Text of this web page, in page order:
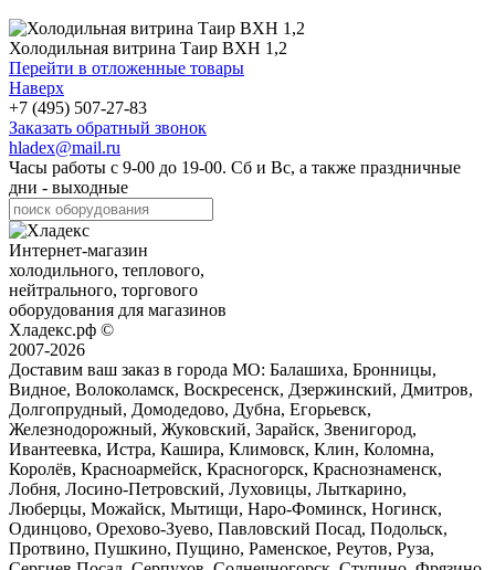
Холодильная витрина Таир ВХН 1,2
Перейти в отложенные товары
Наверх
+7 (495) 507-27-83
Заказать обратный звонок
hladex@mail.ru
Часы работы с 9-00 до 19-00. Сб и Вс, а также праздничные
дни - выходные
Интернет-магазин
холодильного, теплового,
нейтрального, торгового
оборудования для магазинов
Хладекс.рф ©
2007-2026
Доставим ваш заказ в города МО: Балашиха, Бронницы,
Видное, Волоколамск, Воскресенск, Дзержинский, Дмитров,
Долгопрудный, Домодедово, Дубна, Егорьевск,
Железнодорожный, Жуковский, Зарайск, Звенигород,
Ивантеевка, Истра, Кашира, Климовск, Клин, Коломна,
Королёв, Красноармейск, Красногорск, Краснознаменск,
Лобня, Лосино-Петровский, Луховицы, Лыткарино,
Люберцы, Можайск, Мытищи, Наро-Фоминск, Ногинск,
Одинцово, Орехово-Зуево, Павловский Посад, Подольск,
Протвино, Пушкино, Пущино, Раменское, Реутов, Руза,